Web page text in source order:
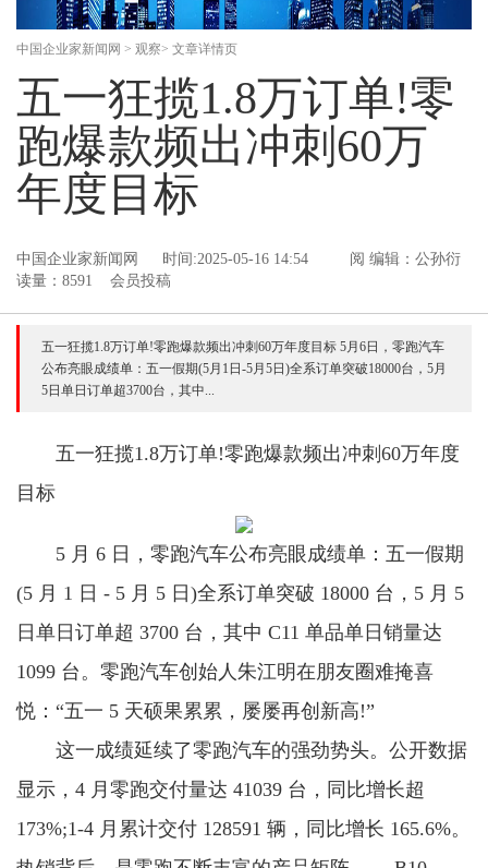
中国企业家新闻网 > 观察> 文章详情页
五一狂揽1.8万订单!零
跑爆款频出冲刺60万
年度目标
中国企业家新闻网 时间:2025-05-16 14:54 编辑：公孙衍
阅
读量：8591 会员投稿
五一狂揽1.8万订单!零跑爆款频出冲刺60万年度目标 5月6日，零跑汽车
公布亮眼成绩单：五一假期(5月1日-5月5日)全系订单突破18000台，5月
5日单日订单超3700台，其中...
五一狂揽1.8万订单!零跑爆款频出冲刺60万年度
目标
5 月 6 日，零跑汽车公布亮眼成绩单：五一假期
(5 月 1 日 - 5 月 5 日)全系订单突破 18000 台，5 月 5
日单日订单超 3700 台，其中 C11 单品单日销量达
1099 台。零跑汽车创始人朱江明在朋友圈难掩喜
悦：“五一 5 天硕果累累，屡屡再创新高!”
这一成绩延续了零跑汽车的强劲势头。公开数据
显示，4 月零跑交付量达 41039 台，同比增长超
173%;1-4 月累计交付 128591 辆，同比增长 165.6%。